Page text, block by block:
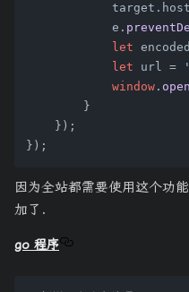
            target.
            e.
let
let url =
window . open
        }
    });
因为全站都需要使用这个功
加了.
go 程序